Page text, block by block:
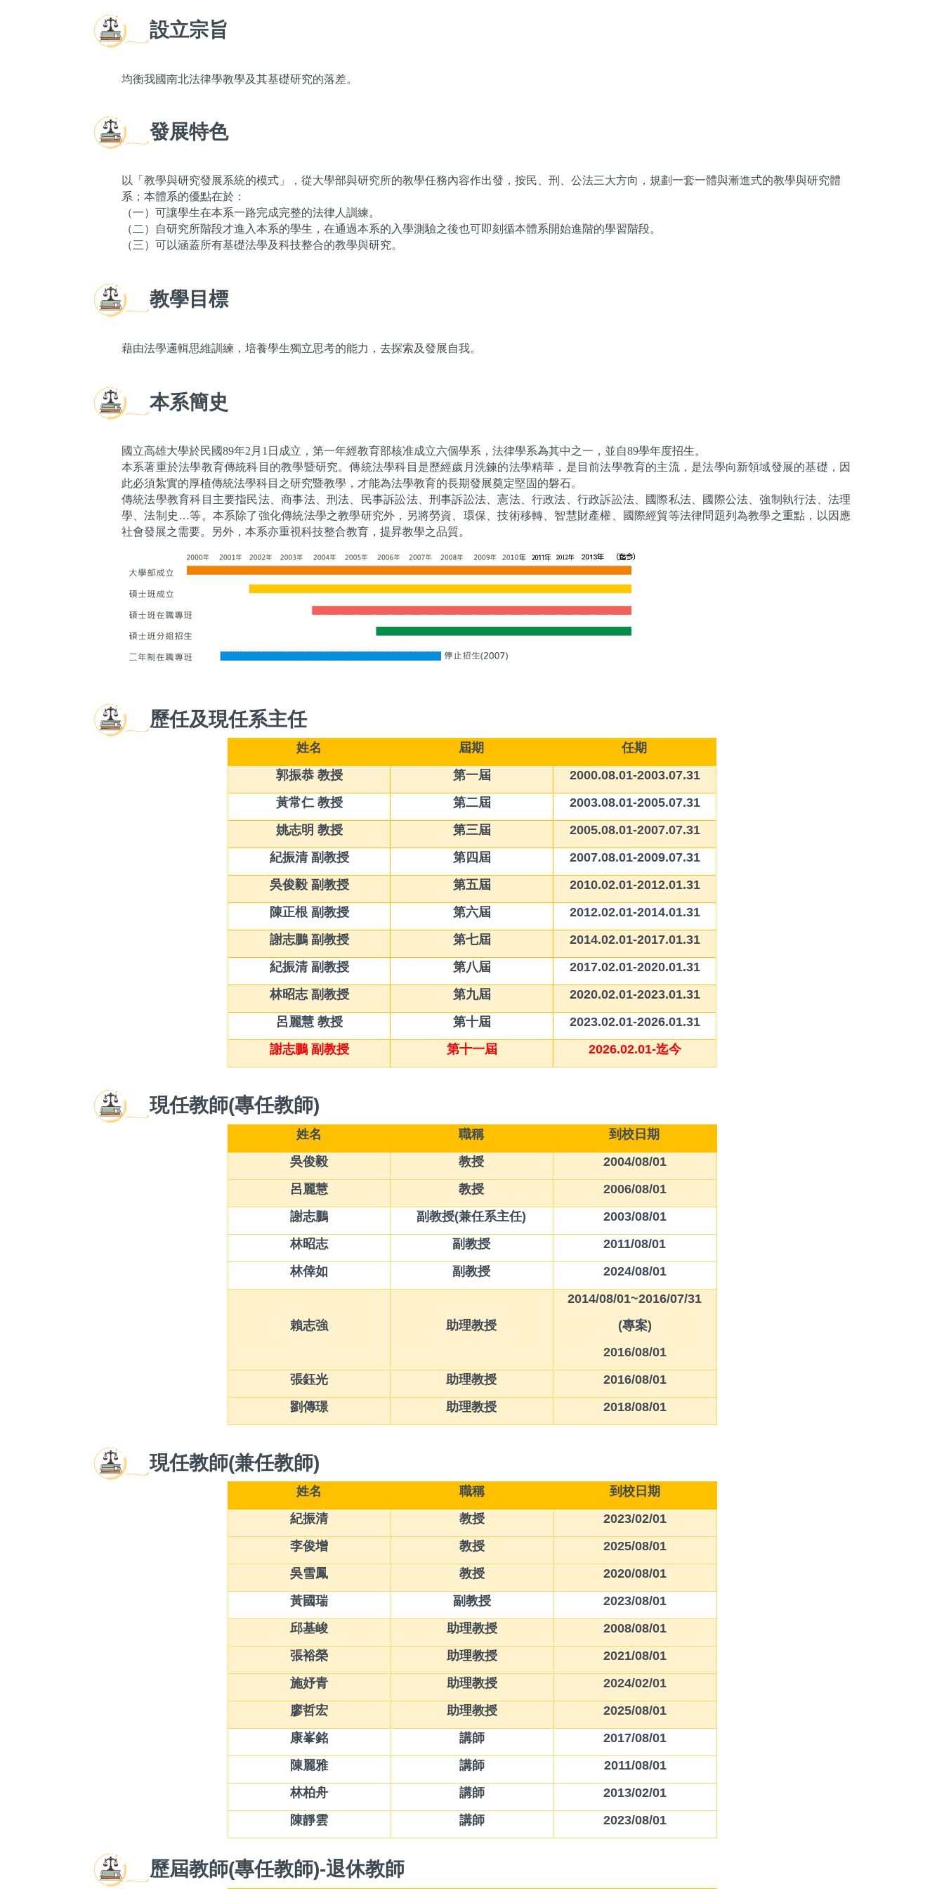
設立宗旨
均衡我國南北法律學教學及其基礎研究的落差。
發展特色
以「教學與研究發展系統的模式」，從大學部與研究所的教學任務內容作出發，按民、刑、公法三大方向，規劃一套一體與漸進式的教學與研究體
系；本體系的優點在於：
（一）可讓學生在本系一路完成完整的法律人訓練。
（二）自研究所階段才進入本系的學生，在通過本系的入學測驗之後也可即刻循本體系開始進階的學習階段。
（三）可以涵蓋所有基礎法學及科技整合的教學與研究。
教學目標
藉由法學邏輯思維訓練，培養學生獨立思考的能力，去探索及發展自我。
本系簡史
國立高雄大學於民國89年2月1日成立，第一年經教育部核准成立六個學系，法律學系為其中之一，並自89學年度招生。
本系著重於法學教育傳統科目的教學暨研究。傳統法學科目是歷經歲月洗鍊的法學精華，是目前法學教育的主流，是法學向新領域發展的基礎，因
此必須紮實的厚植傳統法學科目之研究暨教學，才能為法學教育的長期發展奠定堅固的磐石。
傳統法學教育科目主要指民法、商事法、刑法、民事訴訟法、刑事訴訟法、憲法、行政法、行政訴訟法、國際私法、國際公法、強制執行法、法理
學、法制史…等。本系除了強化傳統法學之教學研究外，另將勞資、環保、技術移轉、智慧財產權、國際經貿等法律問題列為教學之重點，以因應
社會發展之需要。另外，本系亦重視科技整合教育，提昇教學之品質。
歷任及現任系主任
姓名 屆期
任期
郭振恭 教授
第一屆
2000.08.01-2003.07.31
黃常仁 教授
第二屆
2003.08.01-2005.07.31
姚志明 教授
第三屆
2005.08.01-2007.07.31
紀振清 副教授
第四屆
2007.08.01-2009.07.31
吳俊毅 副教授
第五屆
2010.02.01-2012.01.31
陳正根 副教授
第六屆
2012.02.01-2014.01.31
謝志鵬 副教授
第七屆
2014.02.01-2017.01.31
紀振清 副教授
第八屆
2017.02.01-2020.01.31
林昭志 副教授
第九屆
2020.02.01-2023.01.31
呂麗慧 教授
第十屆
2023.02.01-2026.01.31
謝志鵬 副教授
第十一屆 2026.02.01-迄今
現任教師(專任教師)
姓名 職稱
到校日期
吳俊毅
教授
2004/08/01
呂麗慧
教授
2006/08/01
謝志鵬
副教授(兼任系主任)
2003/08/01
林昭志
副教授
2011/08/01
林倖如
副教授 2024/08/01
賴志強 助理教授
2014/08/01~2016/07/31
(專案)
2016/08/01
張鈺光
助理教授
2016/08/01
劉傳璟
助理教授 2018/08/01
現任教師(兼任教師)
姓名 職稱
到校日期
紀振清
教授
2023/02/01
李俊增
教授
2025/08/01
吳雪鳳
教授
2020/08/01
黃國瑞
副教授
2023/08/01
邱基峻
助理教授
2008/08/01
張裕榮
助理教授
2021/08/01
施妤青
助理教授
2024/02/01
廖哲宏
助理教授
2025/08/01
康峯銘
講師
2017/08/01
陳麗雅
講師
2011/08/01
林柏舟
講師
2013/02/01
陳靜雲
講師 2023/08/01
歷屆教師(專任教師)-退休教師